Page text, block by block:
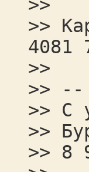
>>
>>
4081
>>
>> --
>> С
>>
>> 8